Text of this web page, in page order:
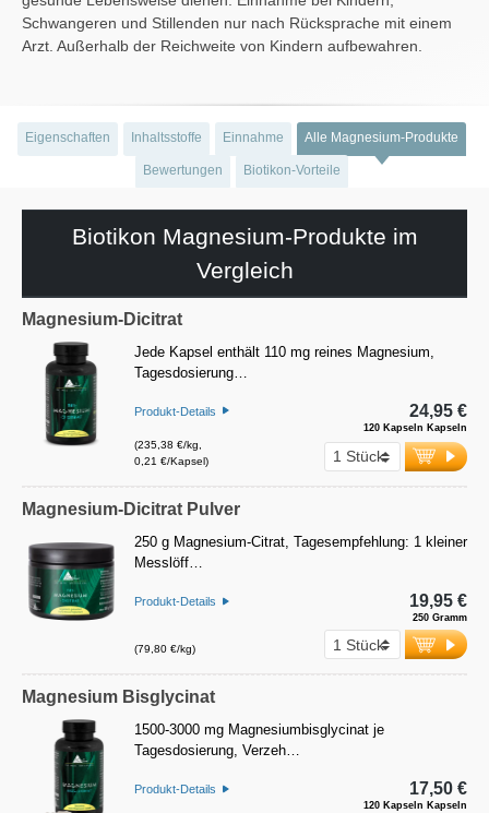
Schwangeren und Stillenden nur nach Rücksprache mit einem
Arzt. Außerhalb der Reichweite von Kindern aufbewahren.
Eigenschaften Inhaltsstoffe Einnahme Alle Magnesium-Produkte
Bewertungen Biotikon-Vorteile
Biotikon Magnesium-Produkte im
Vergleich
Magnesium-Dicitrat
Jede Kapsel enthält 110 mg reines Magnesium,
Tagesdosierung…
Produkt-Details
(235,38 €/kg,
0,21 €/Kapsel)
120 Kapseln Kapseln
24,95 €
Magnesium-Dicitrat Pulver
250 g Magnesium-Citrat, Tagesempfehlung: 1 kleiner
Messlöff…
Produkt-Details
(79,80 €/kg)
250 Gramm
19,95 €
Magnesium Bisglycinat
1500-3000 mg Magnesiumbisglycinat je
Tagesdosierung, Verzeh…
Produkt-Details
120 Kapseln Kapseln
17,50 €